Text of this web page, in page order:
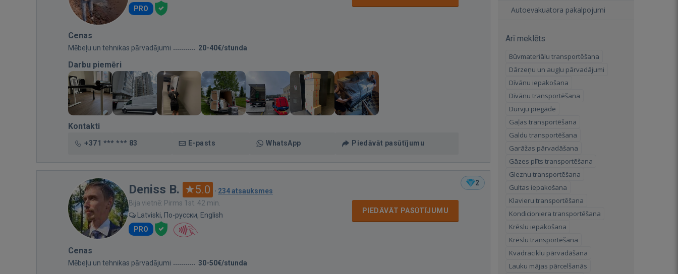
PRO
Cenas
Mēbeļu un tehnikas pārvadājumi 20-40€/stunda
Darbu piemēri
Kontakti
+371 *** *** 83 E-pasts WhatsApp Piedāvāt pasūtījumu
2
Deniss B. 5.0 · 234 atsauksmes
Bija vietnē: Pirms 1st. 42 min.
Latviski, По-русски, English
PRO
PIEDĀVĀT PASŪTĪJUMU
Cenas
Mēbeļu un tehnikas pārvadājumi 30-50€/stunda
Autoevakuatora pakalpojumi
Arī meklēts
Būvmateriālu transportēšana
Dārzeņu un augļu pārvadājumi
Dīvānu iepakošana
Dīvānu transportēšana
Durvju piegāde
Gaļas transportēšana
Galdu transportēšana
Garāžas pārvadāšana
Gāzes plīts transportēšana
Gleznu transportēšana
Gultas iepakošana
Klavieru transportēšana
Kondicioniera transportēšana
Krēslu iepakošana
Krēslu transportēšana
Kvadraciklu pārvadāšana
Lauku mājas pārcelšanās